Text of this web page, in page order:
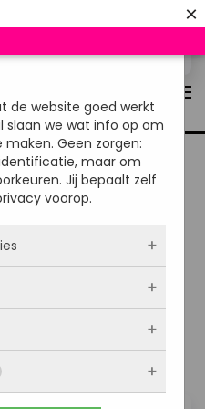
×
gaan
de website goed werkt
slaan we wat info op om
Geen zorgen:
maar om
Jij bepaalt zelf
voorop.
dat de website
dus altijd actief en
Meestal worden
iets doet, zoals
of je
Je kunt je browser
cookies blokkeert of je
hoe vaak onze site
vandaan
populair zijn. Zo
verbeteren.
jouw voorkeuren.
ingevulde gegevens.